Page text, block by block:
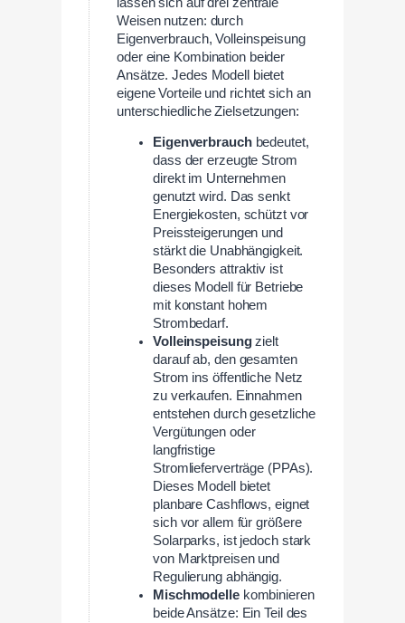
Weisen nutzen: durch
Eigenverbrauch, Volleinspeisung
oder eine Kombination beider
Ansätze. Jedes Modell bietet
eigene Vorteile und richtet sich an
unterschiedliche Zielsetzungen:
Eigenverbrauchbedeutet,
dass der erzeugte Strom
direkt im Unternehmen
genutzt wird. Das senkt
Energiekosten, schützt vor
Preissteigerungen und
stärkt die Unabhängigkeit.
Besonders attraktiv ist
dieses Modell für Betriebe
mit konstant hohem
Strombedarf.
Volleinspeisungzielt
darauf ab, den gesamten
Strom ins öffentliche Netz
zu verkaufen. Einnahmen
entstehen durch gesetzliche
Vergütungen oder
langfristige
Stromlieferverträge (PPAs).
Dieses Modell bietet
planbare Cashflows, eignet
sich vor allem für größere
Solarparks, ist jedoch stark
von Marktpreisen und
Regulierung abhängig.
Mischmodellekombinieren
beide Ansätze: Ein Teil des